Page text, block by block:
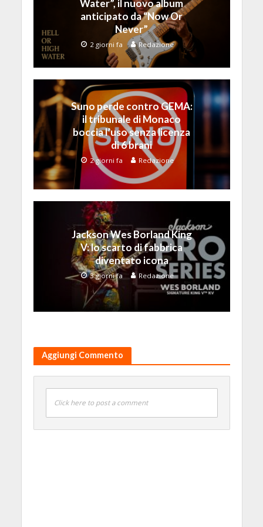
Water”, il nuovo album
anticipato da “Now Or
Never”
2 giorni fa Redazione
Suno perde contro GEMA:
il tribunale di Monaco
boccia l’uso senza licenza
di 6 brani
2 giorni fa Redazione
Jackson Wes Borland King
V: lo scarto di fabbrica
diventato icona
3 giorni fa Redazione
Aggiungi Commento
Click here to post a comment